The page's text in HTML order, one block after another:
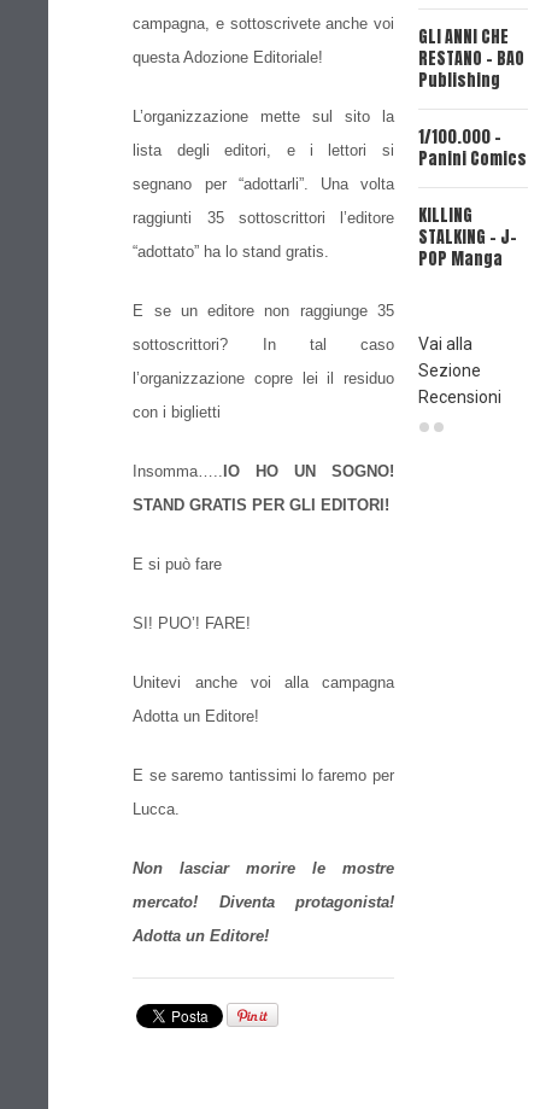
campagna, e sottoscrivete anche voi
questa Adozione Editoriale!
L’organizzazione mette sul sito la
lista degli editori, e i lettori si
segnano per “adottarli”. Una volta
raggiunti 35 sottoscrittori l’editore
“adottato” ha lo stand gratis.
E se un editore non raggiunge 35
sottoscrittori? In tal caso
l’organizzazione copre lei il residuo
con i biglietti
Insomma….. IO HO UN SOGNO!
STAND GRATIS PER GLI EDITORI!
E si può fare
SI! PUO’! FARE!
Unitevi anche voi alla campagna
Adotta un Editore!
E se saremo tantissimi lo faremo per
Lucca.
Non lasciar morire le mostre
mercato! Diventa protagonista!
Adotta un Editore!
GLI ANNI CHE
RESTANO - BAO
Publishing
1/100.000 -
Panini Comics
KILLING
STALKING - J-
POP Manga
Vai alla
Sezione
Recensioni